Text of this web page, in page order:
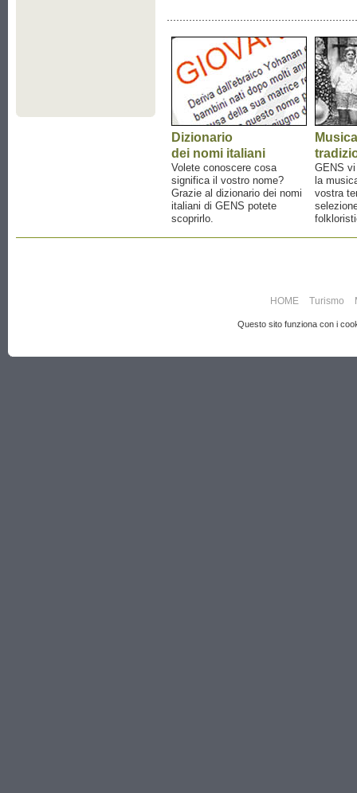
Dizionario
dei nomi italiani
Volete conoscere cosa
significa il vostro nome?
Grazie al dizionario dei nomi
italiani di GENS potete
scoprirlo.
Musica
GENS
la
vostra
HOME Turismo
Questo sito funziona con i